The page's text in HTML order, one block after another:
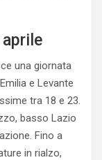
una giornata
e Levante
tra 18 e 23.
basso Lazio
Fino a
in rialzo,